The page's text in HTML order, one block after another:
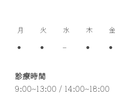
月 火 水 木 金
● ● – ● ●
診療時間
9:00~13:00 / 14:00~18:00